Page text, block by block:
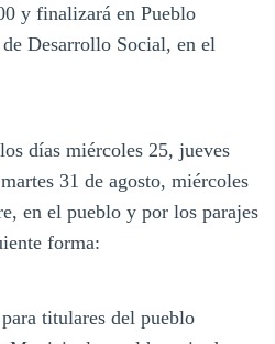
y finalizará en Pueblo
Desarrollo Social, en el
días miércoles 25, jueves
31 de agosto, miércoles
en el pueblo y por los parajes
forma:
titulares del pueblo